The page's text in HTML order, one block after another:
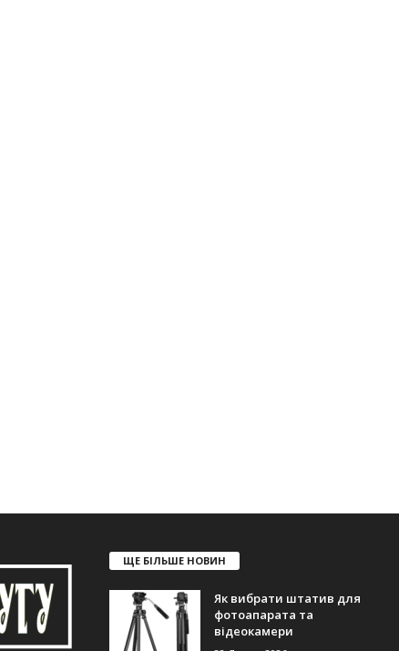
ЩЕ БІЛЬШЕ НОВИН
Як вибрати штатив для
фотоапарата та
відеокамери